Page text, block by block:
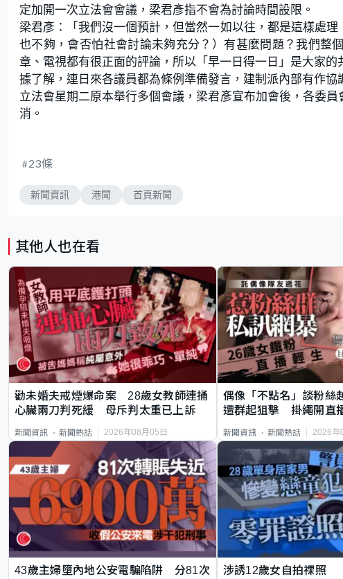
定加開一次立法會會議，梁君彥指不會為討論時間設限。
梁君彥：「我們沒一個預計，但當然一如以往，都是這樣處
也不夠，會否怕社會討論未夠充分？）有甚麼問題？我們整
章、電視都有很正面的評論，所以「早一日得一日」是大家的
據了解，連日來各議員都為條例準備發言，建制派內部有作
立法會星期二原本舉行多個會議，梁君彥宣布加會後，各委
消。
23條
新聞資訊 港聞 首頁新聞
其他人也在看
勸未婚夫戒煙爆命案 28歲女教師連捅
心臟兩刀判死緩 母斥判太重已上訴
新聞資訊 新聞熱話 2026年08月05日
偶像「不點名」談粉
遭群起狙擊 掛繩開直
新聞資訊 新聞熱話 2026年
43歲主婦墮內地公安電騙陷阱 分81次
涉誘12歲女自拍祼照